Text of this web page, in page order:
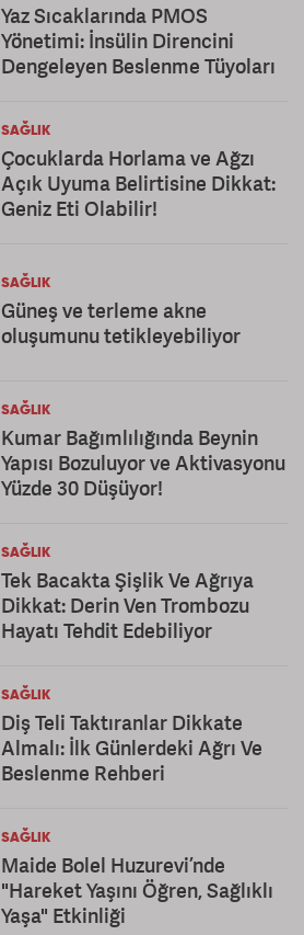
Yaz Sıcaklarında PMOS
Yönetimi: İnsülin Direncini
Dengeleyen Beslenme Tüyoları
SAĞLIK
Çocuklarda Horlama ve Ağzı
Açık Uyuma Belirtisine Dikkat:
Geniz Eti Olabilir!
SAĞLIK
Güneş ve terleme akne
oluşumunu tetikleyebiliyor
SAĞLIK
Kumar Bağımlılığında Beynin
Yapısı Bozuluyor ve Aktivasyonu
Yüzde 30 Düşüyor!
SAĞLIK
Tek Bacakta Şişlik Ve Ağrıya
Dikkat: Derin Ven Trombozu
Hayatı Tehdit Edebiliyor
SAĞLIK
Diş Teli Taktıranlar Dikkate
Almalı: İlk Günlerdeki Ağrı Ve
Beslenme Rehberi
SAĞLIK
Maide Bolel Huzurevi’nde
"Hareket Yaşını Öğren, Sağlıklı
Yaşa" Etkinliği